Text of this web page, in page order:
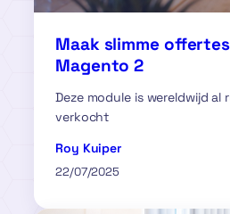
Maak slimme
Magento 2
Deze module is wereldwijd al
verkocht
Roy Kuiper
22/07/2025